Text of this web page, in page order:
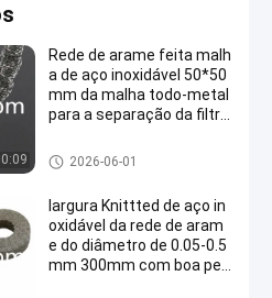
Rede de arame feita malh
a de aço inoxidável 50*50
mm da malha todo-metal
para a separação da filtra
Rede de arame feita malha
2026-06-01
largura Knittted de aço in
oxidável da rede de aram
e do diâmetro de 0.05-0.5
mm 300mm com boa pen